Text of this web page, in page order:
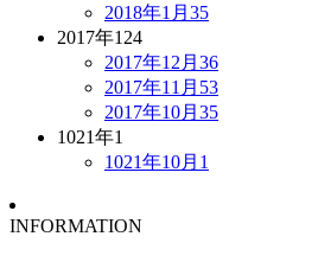
2018年1月 35
2017年124
2017年12月 36
2017年11月 53
2017年10月 35
1021年1
1021年10月 1
INFORMATION